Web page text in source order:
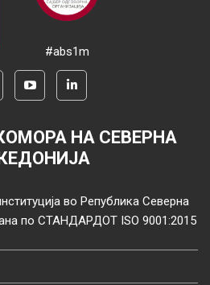
#abs1m
НА СЕВЕРНА
во Република Северна
по СТАНДАРДОТ ISO 9001:2015